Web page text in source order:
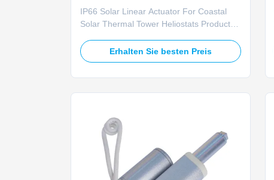
Küstensolarthermische Türme
IP66 Solar Linear Actuator For Coastal
Solar Thermal Tower Heliostats Product
solar linear actuator is specifically
engineered for humid coastal salt fog
Erhalten Sie besten Preis